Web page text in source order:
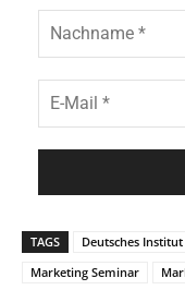
TAGS Deutsches
Marketing Seminar